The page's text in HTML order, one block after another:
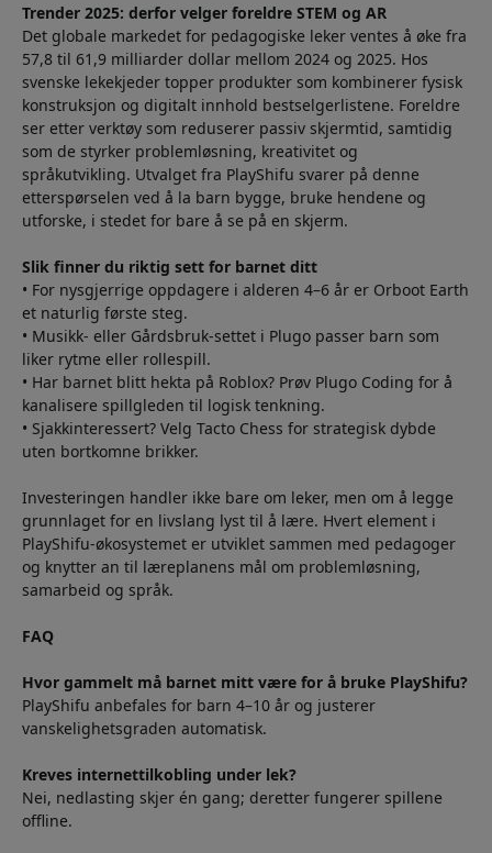
Trender 2025: derfor velger foreldre STEM og AR
Det globale markedet for pedagogiske leker ventes å øke fra
57,8 til 61,9 milliarder dollar mellom 2024 og 2025. Hos
svenske lekekjeder topper produkter som kombinerer fysisk
konstruksjon og digitalt innhold bestselgerlistene. Foreldre
ser etter verktøy som reduserer passiv skjermtid, samtidig
som de styrker problemløsning, kreativitet og
språkutvikling. Utvalget fra PlayShifu svarer på denne
etterspørselen ved å la barn bygge, bruke hendene og
utforske, i stedet for bare å se på en skjerm.
Slik finner du riktig sett for barnet ditt
• For nysgjerrige oppdagere i alderen 4–6 år er Orboot Earth
et naturlig første steg.
• Musikk- eller Gårdsbruk-settet i Plugo passer barn som
liker rytme eller rollespill.
• Har barnet blitt hekta på Roblox? Prøv Plugo Coding for å
kanalisere spillgleden til logisk tenkning.
• Sjakkinteressert? Velg Tacto Chess for strategisk dybde
uten bortkomne brikker.
Investeringen handler ikke bare om leker, men om å legge
grunnlaget for en livslang lyst til å lære. Hvert element i
PlayShifu-økosystemet er utviklet sammen med pedagoger
og knytter an til læreplanens mål om problemløsning,
samarbeid og språk.
FAQ
Hvor gammelt må barnet mitt være for å bruke PlayShifu?
PlayShifu anbefales for barn 4–10 år og justerer
vanskelighetsgraden automatisk.
Kreves internettilkobling under lek?
Nei, nedlasting skjer én gang; deretter fungerer spillene
offline.